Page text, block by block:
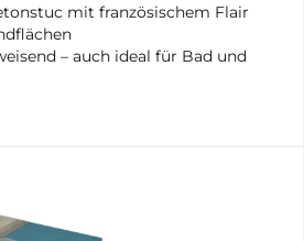
mit französischem Flair
– auch ideal für Bad und